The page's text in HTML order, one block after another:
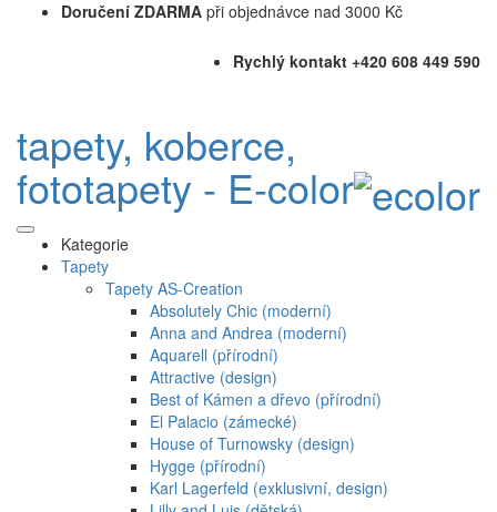
Doručení ZDARMA při objednávce nad 3000 Kč
Rychlý kontakt +420 608 449 590
tapety, koberce,
fototapety - E-color
Kategorie
Tapety
Tapety AS-Creation
Absolutely Chic (moderní)
Anna and Andrea (moderní)
Aquarell (přírodní)
Attractive (design)
Best of Kámen a dřevo (přírodní)
El Palacio (zámecké)
House of Turnowsky (design)
Hygge (přírodní)
Karl Lagerfeld (exklusivní, design)